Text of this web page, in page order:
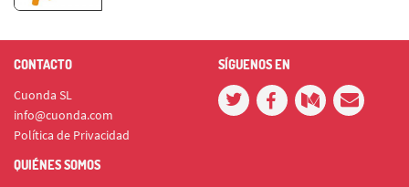
CONTACTO
Cuonda SL
info@cuonda.com
Política de Privacidad
SÍGUENOS EN
QUIÉNES SOMOS